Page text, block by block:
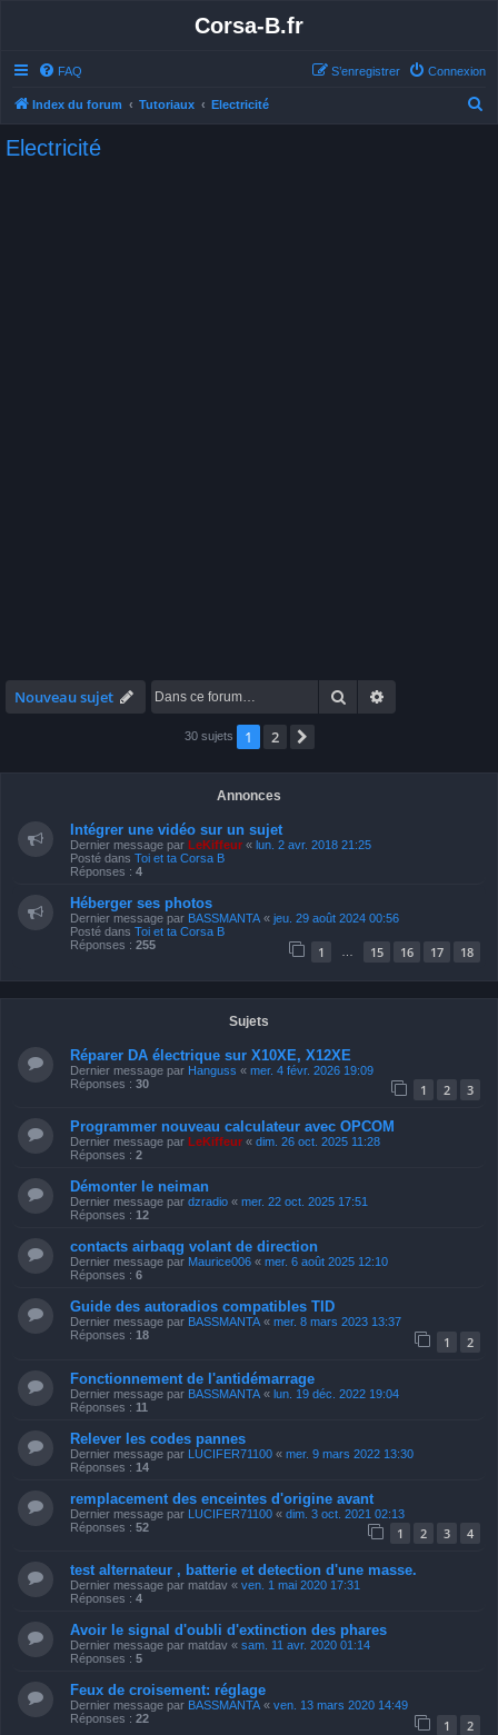
Corsa-B.fr
FAQ Connexion
S’enregistrer
Index du forum Tutoriaux Electricité
Electricité
Nouveau sujet Rechercher
30 sujets 1 2
Annonces
Intégrer une vidéo sur un sujet
Dernier message par LeKiffeur « lun. 2 avr. 2018 21:25
Posté dans Toi et ta Corsa B
Réponses : 4
Héberger ses photos
Dernier message par BASSMANTA « jeu. 29 août 2024 00:56
Posté dans Toi et ta Corsa B
Réponses : 255 1 15 16 17 18
Sujets
Réparer DA électrique sur X10XE, X12XE
Dernier message par Hanguss « mer. 4 févr. 2026 19:09
Réponses : 30 1 2 3
Programmer nouveau calculateur avec OPCOM
Dernier message par LeKiffeur « dim. 26 oct. 2025 11:28
Réponses : 2
Démonter le neiman
Dernier message par dzradio « mer. 22 oct. 2025 17:51
Réponses : 12
contacts airbaqg volant de direction
Dernier message par Maurice006 « mer. 6 août 2025 12:10
Réponses : 6
Guide des autoradios compatibles TID
Dernier message par BASSMANTA « mer. 8 mars 2023 13:37
Réponses : 18 1 2
Fonctionnement de l'antidémarrage
Dernier message par BASSMANTA « lun. 19 déc. 2022 19:04
Réponses : 11
Relever les codes pannes
Dernier message par LUCIFER71100 « mer. 9 mars 2022 13:30
Réponses : 14
remplacement des enceintes d'origine avant
Dernier message par LUCIFER71100 « dim. 3 oct. 2021 02:13
Réponses : 52 1 2 3 4
test alternateur , batterie et detection d'une masse.
Dernier message par matdav « ven. 1 mai 2020 17:31
Réponses : 4
Avoir le signal d'oubli d'extinction des phares
Dernier message par matdav « sam. 11 avr. 2020 01:14
Réponses : 5
Feux de croisement: réglage
Dernier message par BASSMANTA « ven. 13 mars 2020 14:49
Réponses : 22 1 2